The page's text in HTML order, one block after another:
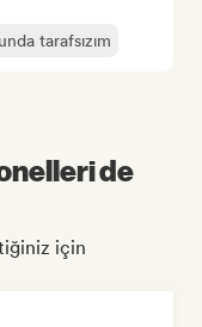
tarafsızım
de
için